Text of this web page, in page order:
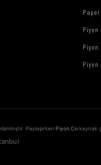
Piyon
Piyon
Piyon
Paylaşırken Piyon.Cokaynak